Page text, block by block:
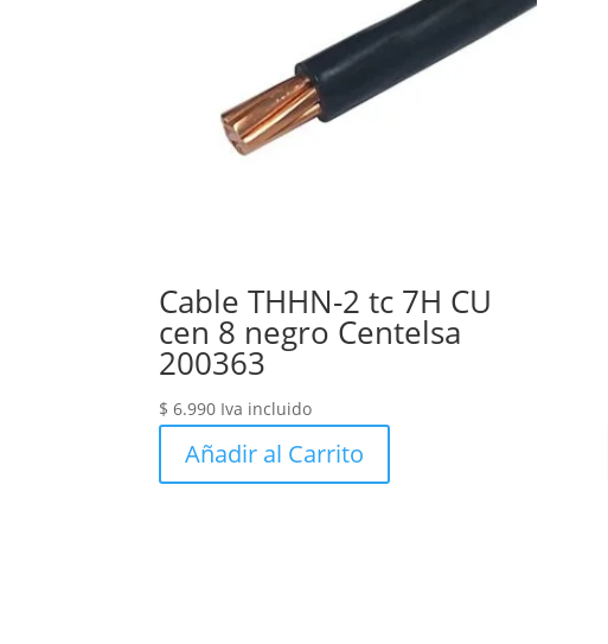
Cable THHN-2 tc 7H CU
cen 8 negro Centelsa
200363
$ 6.990 Iva incluido
Añadir al Carrito